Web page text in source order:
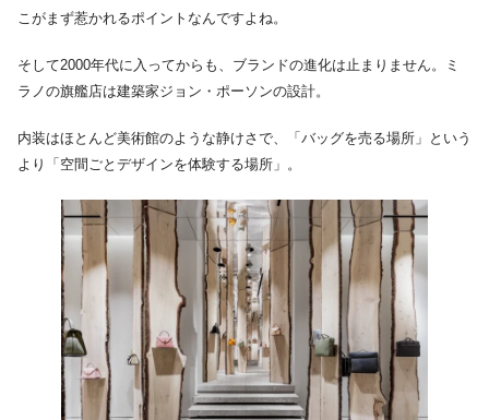
こがまず惹かれるポイントなんですよね。
そして2000年代に入ってからも、ブランドの進化は止まりません。ミ
ラノの旗艦店は建築家ジョン・ポーソンの設計。
内装はほとんど美術館のような静けさで、「バッグを売る場所」という
より「空間ごとデザインを体験する場所」。